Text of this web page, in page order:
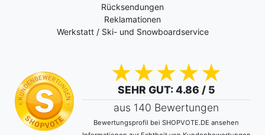
Rücksendungen
Reklamationen
Werkstatt / Ski- und Snowboardservice
SEHR GUT: 4.86 / 5
aus 140 Bewertungen
Bewertungsprofil bei SHOPVOTE.DE ansehen